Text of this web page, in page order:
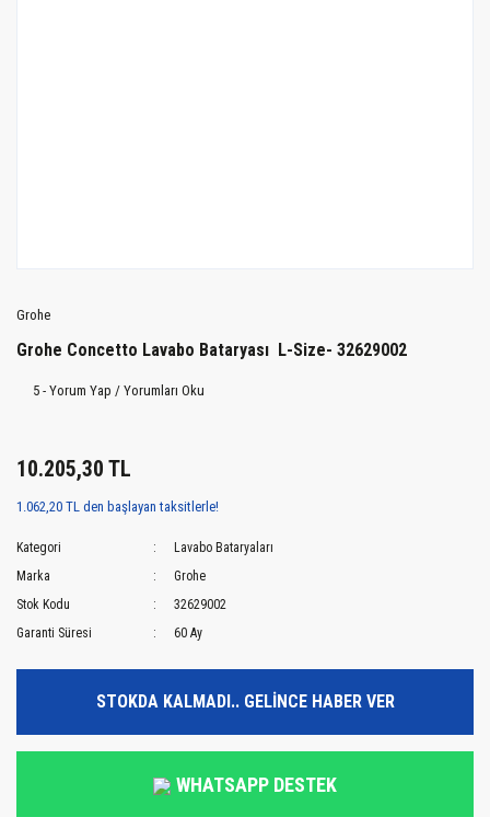
Grohe
Grohe Concetto Lavabo Bataryası L-Size- 32629002
5 - Yorum Yap / Yorumları Oku
10.205,30 TL
1.062,20 TL den başlayan taksitlerle!
Kategori
Lavabo Bataryaları
Marka
Grohe
Stok Kodu
32629002
Garanti Süresi
60 Ay
STOKDA KALMADI.. GELİNCE HABER VER
WHATSAPP DESTEK